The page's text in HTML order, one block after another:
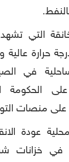
التي
حرارة عالية
في
الحكومة
على منصات
عودة
في خزانات